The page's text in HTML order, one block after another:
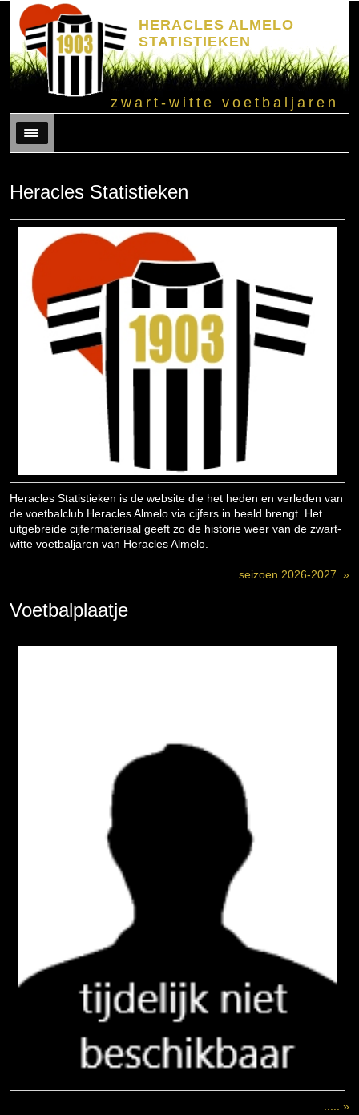
HERACLES ALMELO
STATISTIEKEN
zwart-witte voetbaljaren
Menu
Heracles Statistieken
Heracles Statistieken is de website die het heden en verleden van
de voetbalclub Heracles Almelo via cijfers in beeld brengt. Het
uitgebreide cijfermateriaal geeft zo de historie weer van de zwart-
witte voetbaljaren van Heracles Almelo.
seizoen 2026-2027. »
Voetbalplaatje
..... »